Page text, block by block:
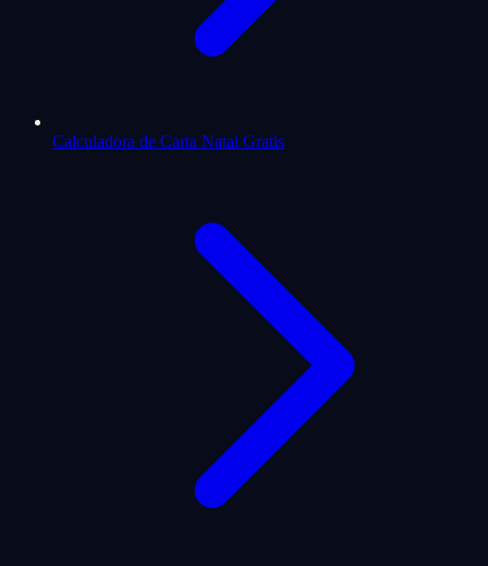
Calculadora de Carta Natal Gratis